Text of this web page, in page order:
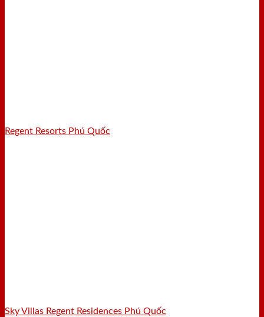
Regent Resorts Phú Quốc
Sky Villas Regent Residences Phú Quốc